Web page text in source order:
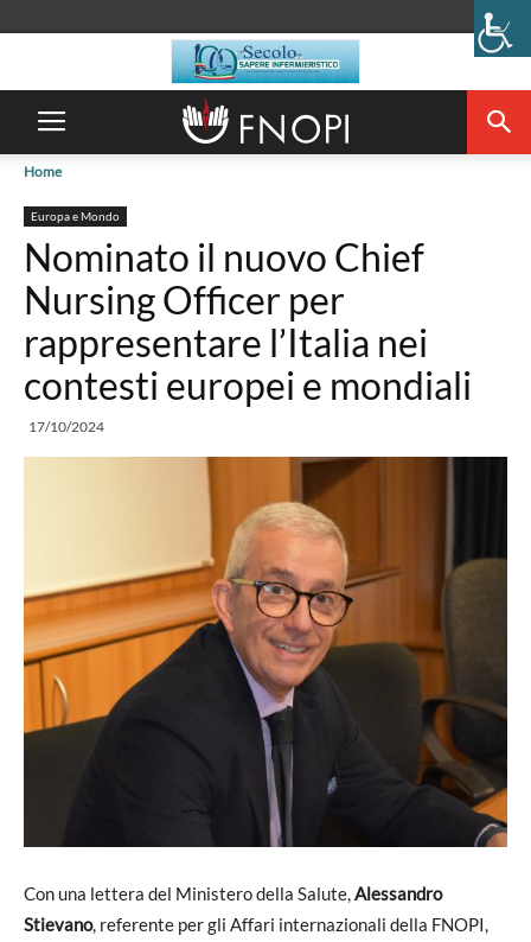
Home
Europa e Mondo
Nominato il nuovo Chief
Nursing Officer per
rappresentare l’Italia nei
contesti europei e mondiali
17/10/2024
Con una lettera del Ministero della Salute,Alessandro
Stievano, referente per gli Affari internazionali della FNOPI,